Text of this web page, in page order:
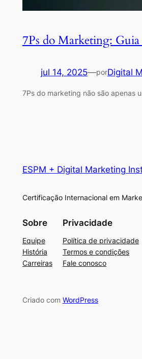
7Ps do Marketing:
jul 14, 2025—porDigital
7Ps do marketing não são apenas
ESPM + Digital Marketing
Certificação Internacional em
Sobre
Equipe
História
Carreiras
Privacidade
Política de privacidade
Termos e condições
Fale conosco
Criado com WordPress